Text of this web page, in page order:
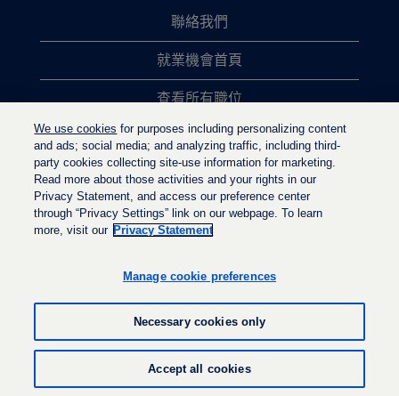
聯絡我們
就業機會首頁
查看所有職位
熱門職位搜尋
隱私權政策
的
引
標
籤
中
啟
。
的
標
籤
中
引
中
。
© LyondellBasell Industries Holdings B.V. 2022
We use cookies for purposes including personalizing content
and ads; social media; and analyzing traffic, including third-
party cookies collecting site-use information for marketing.
Read more about those activities and your rights in our
Privacy Statement, and access our preference center
through “Privacy Settings” link on our webpage. To learn
more, visit our Privacy Statement
Manage cookie preferences
Necessary cookies only
Accept all cookies